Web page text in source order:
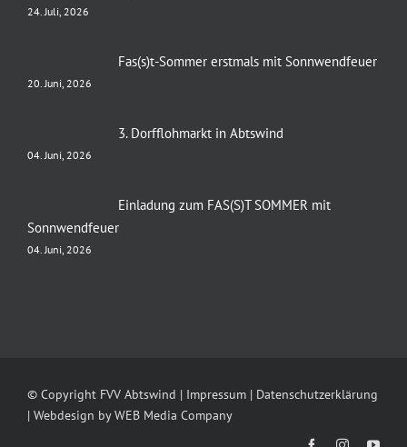
24. Juli, 2026
Fas(s)t-Sommer erstmals mit Sonnwendfeuer
20. Juni, 2026
3. Dorfflohmarkt in Abtswind
04. Juni, 2026
Einladung zum FAS(S)T SOMMER mit
Sonnwendfeuer
04. Juni, 2026
© Copyright FVV Abtswind | Impressum| Datenschutzerklärung
| Webdesign byWEB Media Company